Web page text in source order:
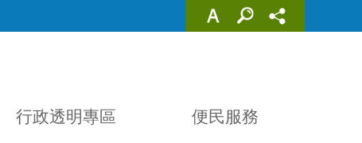
行政透明專區
便民服務